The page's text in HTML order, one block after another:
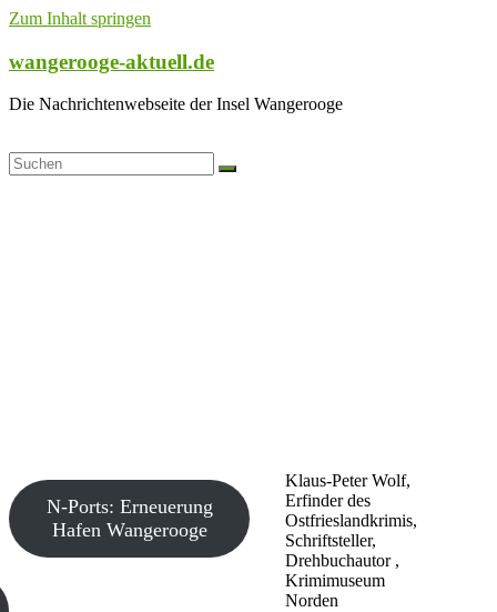
Zum Inhalt springen
wangerooge-aktuell.de
Die Nachrichtenwebseite der Insel Wangerooge
Klaus-Peter Wolf,
Erfinder des
Ostfrieslandkrimis,
Schriftsteller,
Drehbuchautor ,
Krimimuseum
Norden
N-Ports: Erneuerung
Hafen Wangerooge